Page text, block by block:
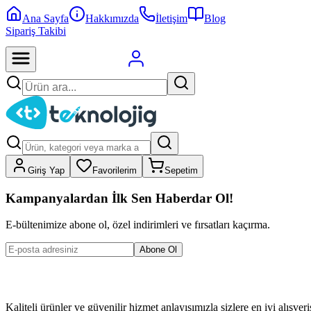
Ana Sayfa Hakkımızda İletişim
Blog
Sipariş Takibi
Giriş Yap Favorilerim Sepetim
Kampanyalardan İlk Sen Haberdar Ol!
E-bültenimize abone ol, özel indirimleri ve fırsatları kaçırma.
Abone Ol
Kaliteli ürünler ve güvenilir hizmet anlayışımızla sizlere en iyi